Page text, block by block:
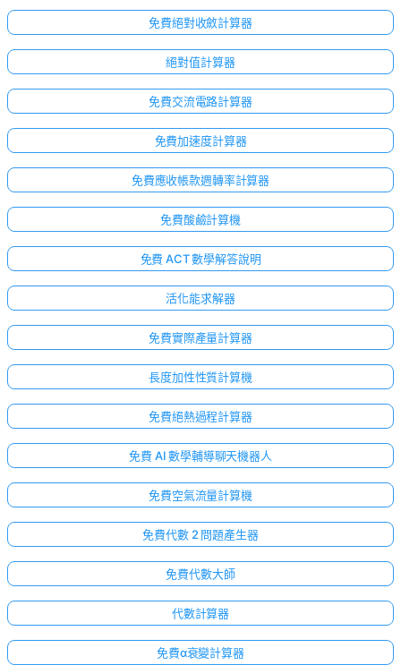
免費絕對收斂計算器
絕對值計算器
免費交流電路計算器
免費加速度計算器
免費應收帳款週轉率計算器
免費酸鹼計算機
免費 ACT 數學解答說明
活化能求解器
免費實際產量計算器
長度加性性質計算機
免費絕熱過程計算器
免費 AI 數學輔導聊天機器人
免費空氣流量計算機
免費代數 2 問題產生器
免費代數大師
代數計算器
免費α衰變計算器